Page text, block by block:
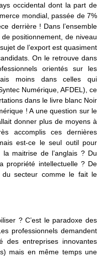
occidental dont la part de
mondial, passée de 7%
derrière ! Dans l’ensemble
positionnement, de niveau
de l’export est quasiment
On le retrouve dans
orientés sur les
moins dans celles qui
Numérique, AFDEL), ce
dans le livre blanc Noir
! A une question sur le
donner plus de moyens à
accomplis ces dernières
est-ce le seul outil pour
maitrise de l’anglais ? Du
propriété intellectuelle ? De
du secteur comme le fait le
? C’est le paradoxe des
professionnels demandent
des entreprises innovantes
mais en même temps une